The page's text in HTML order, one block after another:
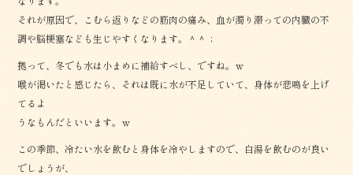
それが原因で、こむら返りなどの筋肉の痛み、血が濁り滞っての内臓の不
調や脳梗塞なども生じやすくなります。＾＾；
拠って、冬でも水は小まめに補給すべし、ですね。ｗ
喉が渇いたと感じたら、それは既に水が不足していて、身体が悲鳴を上げ
てるよ
うなもんだといいます。ｗ
この季節、冷たい水を飲むと身体を冷やしますので、白湯を飲むのが良い
でしょうが、